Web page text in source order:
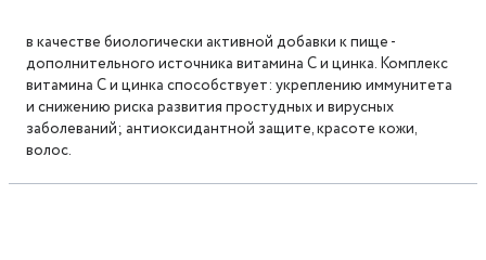
в качестве биологически активной добавки к пище -
дополнительного источника витамина С и цинка. Комплекс
витамина С и цинка способствует: укреплению иммунитета
и снижению риска развития простудных и вирусных
заболеваний; антиоксидантной защите, красоте кожи,
волос.